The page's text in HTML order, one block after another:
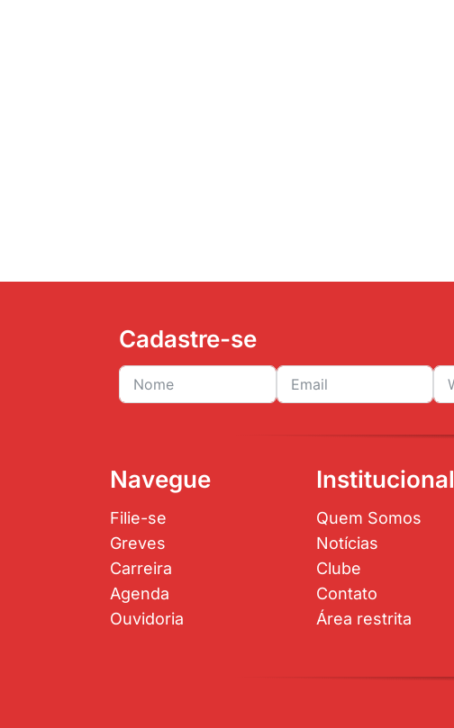
Cadastre-se
Navegue
Filie-se
Greves
Carreira
Agenda
Ouvidoria
Institucional
Quem Somos
Notícias
Clube
Contato
Área restrita